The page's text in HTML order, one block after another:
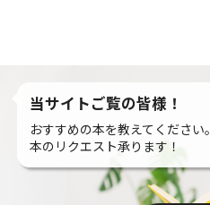
当サイトご覧の皆様！
おすすめの本を教えてください。
本のリクエスト承ります！